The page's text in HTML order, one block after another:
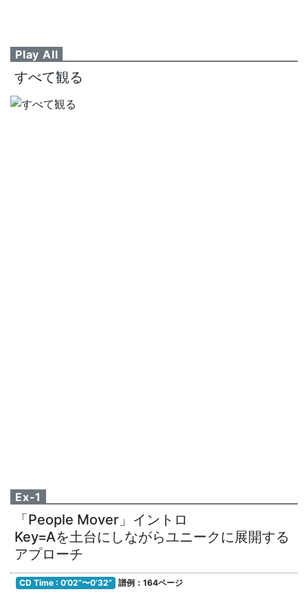
Play All
すべて観る
Ex-1
「People Mover」イントロ
Key=Aを土台にしながらユニークに展開する
アプローチ
CD Time : 0’02”〜0’32” 譜例：164ページ